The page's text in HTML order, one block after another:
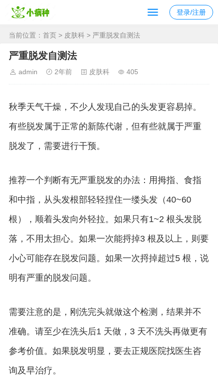
登录/注册
当前位置： 首页 > 皮肤科 > 严重脱发自测法
严重脱发自测法
admin 2年前 皮肤科 405
秋季天气干燥，不少人发现自己的头发更容易掉。
有些脱发属于正常的新陈代谢，但有些就属于严重
脱发了，需要进行干预。
推荐一个判断有无严重脱发的办法：用拇指、食指
和中指，从头发根部轻轻捏住一缕头发（40~60
根），顺着头发向外轻拉。如果只有1~2 根头发脱
落，不用太担心。如果一次能捋掉3 根及以上，则要
小心可能存在脱发问题。如果一次捋掉超过5 根，说
明有严重的脱发问题。
需要注意的是，刚洗完头就做这个检测，结果并不
准确。请至少在洗头后1 天做，3 天不洗头再做更有
参考价值。如果脱发明显，要去正规医院找医生咨
询及早治疗。